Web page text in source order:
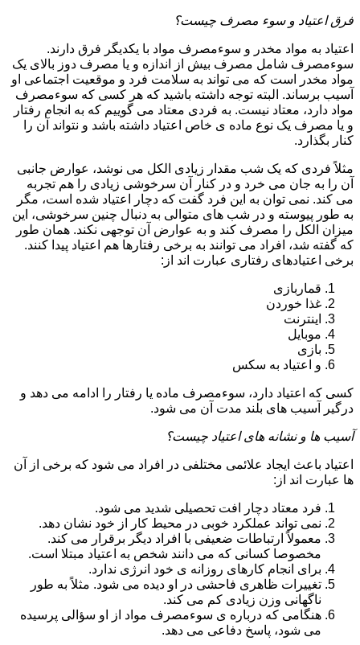
فرق اعتیاد و سوء مصرف چیست؟
اعتیاد به مواد مخدر و سوءمصرف مواد با یکدیگر فرق دارند.
سوءمصرف شامل مصرف بیش از اندازه و یا مصرف دوز بالای یک
مواد مخدر است که می تواند به سلامت فرد و موقعیت اجتماعی او
آسیب برساند. البته توجه داشته باشید که هر کسی که سوءمصرف
مواد دارد، معتاد نیست. به فردی معتاد می گوییم که به انجام رفتار
و یا مصرف یک نوع ماده ی خاص اعتیاد داشته باشد و نتواند آن را
کنار بگذارد.
مثلاً فردی که یک شب مقدار زیادی الکل می نوشد، عوارض جانبی
آن را به جان می خرد و در کنار آن سرخوشی زیادی را هم تجربه
می کند. نمی توان به این فرد گفت که دچار اعتیاد شده است، مگر
به طور پیوسته و در شب های متوالی به دنبال چنین سرخوشی، این
میزان الکل را مصرف کند و به عوارض آن توجهی نکند. همان طور
که گفته شد، افراد می توانند به برخی رفتارها هم اعتیاد پیدا کنند.
برخی اعتیادهای رفتاری عبارت اند از:
قماربازی
غذا خوردن
اینترنت
موبایل
بازی
و اعتیاد به سکس
کسی که اعتیاد دارد، سوءمصرف ماده یا رفتار را ادامه می دهد و
درگیر آسیب های بلند مدت آن می شود.
آسیب ها و نشانه های اعتیاد چیست؟
اعتیاد باعث ایجاد علائمی مختلفی در افراد می شود که برخی از آن
ها عبارت اند از:
فرد معتاد دچار افت تحصیلی شدید می شود.
نمی تواند عملکرد خوبی در محیط کار از خود نشان دهد.
معمولاً ارتباطات ضعیفی با افراد دیگر برقرار می کند.
مخصوصا کسانی که می دانند شخص به اعتیاد مبتلا است.
برای انجام کارهای روزانه ی خود انرژی ندارد.
تغییرات ظاهری فاحشی در او دیده می شود. مثلاً به طور
ناگهانی وزن زیادی کم می کند.
هنگامی که درباره ی سوءمصرف مواد از او سؤالی پرسیده
می شود، پاسخ دفاعی می دهد.